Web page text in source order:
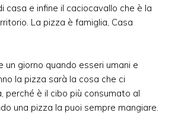
casa e infine il caciocavallo che è la
La pizza è famiglia, Casa
un giorno quando esseri umani e
la pizza sarà la cosa che ci
perché è il cibo più consumato al
una pizza la puoi sempre mangiare.